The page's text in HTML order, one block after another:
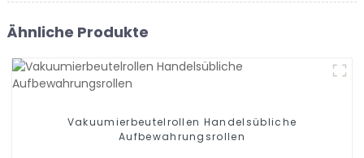
Ähnliche Produkte
Vakuumierbeutelrollen Handelsübliche
Aufbewahrungsrollen